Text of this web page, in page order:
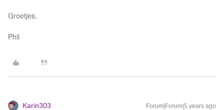
Groetjes,
Phil
Karin303 Forum|Forum|5 years ago